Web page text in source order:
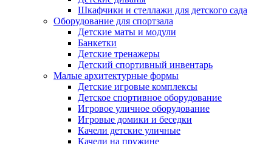
Шкафчики и стеллажи для детского сада
Оборудование для спортзала
Детские маты и модули
Банкетки
Детские тренажеры
Детский спортивный инвентарь
Малые архитектурные формы
Детские игровые комплексы
Детское спортивное оборудование
Игровое уличное оборудование
Игровые домики и беседки
Качели детские уличные
Качели на пружине